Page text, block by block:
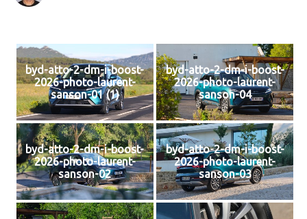
byd-atto-2-dm-i-boost-
2026-photo-laurent-
sanson-01 (1)
byd-atto-2-dm-i-boost-
2026-photo-laurent-
sanson-04
byd-atto-2-dm-i-boost-
2026-photo-laurent-
sanson-02
byd-atto-2-dm-i-boost-
2026-photo-laurent-
sanson-03